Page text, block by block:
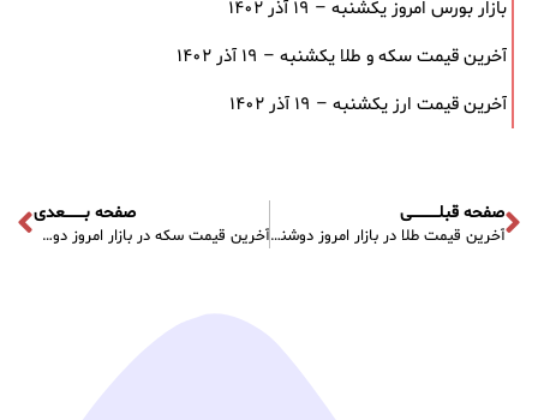
بازار بورس امروز یکشنبه – ۱۹ آذر ۱۴۰۲
آخرین قیمت سکه و طلا یکشنبه – ۱۹ آذر ۱۴۰۲
آخرین قیمت ارز یکشنبه – ۱۹ آذر ۱۴۰۲
صفحه قبلـــــــــــی
آخرین قیمت طلا در بازار امروز دوشنبه – ۲۸ آذر ۱۴۰۱
صفحه بــــــــعدی
آخرین قیمت سکه در بازار امروز دوشنبه – ۲۸ آذر ۱۴۰۱